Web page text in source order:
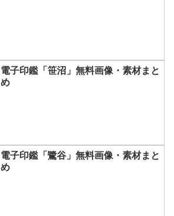
電子印鑑「笹沼」無料画像・素材まと
め
電子印鑑「鷺谷」無料画像・素材まと
め